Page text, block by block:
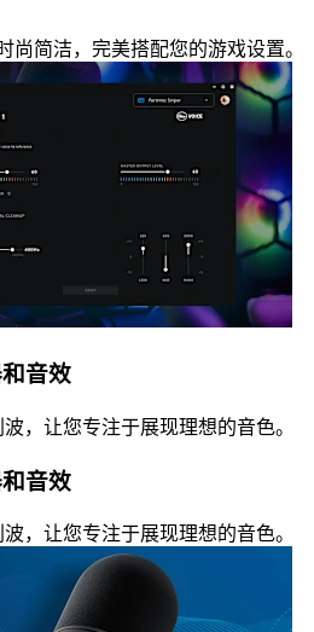
尚简洁，完美搭配您的游戏设置。
音效
，让您专注于展现理想的音色。
音效
，让您专注于展现理想的音色。